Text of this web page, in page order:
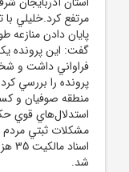
مرتفع کرد.خليلي با
پايان دادن
گفت: اين پرونده
فراواني داشت و
پرونده را بررسي
منطقه صوفيان و
استدلال‌هاي قوي
مشکلات ثبتي مردم
شد.